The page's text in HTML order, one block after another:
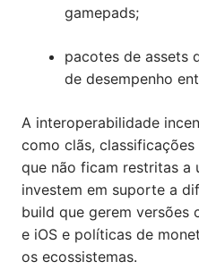
gamepads;
pacotes de assets
de desempenho
A interoperabilidade
como clãs,
que não ficam restritas a
investem em suporte a
build que gerem versões
e iOS e políticas de
os ecossistemas.